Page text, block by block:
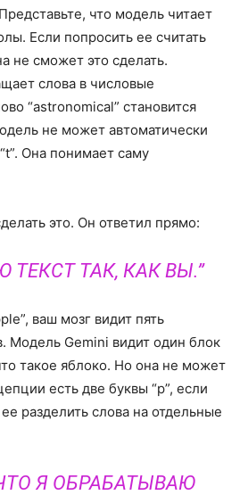
что модель читает
Если попросить ее считать
не сможет это сделать.
слова в числовые
“astronomical” становится
не может автоматически
Она понимает саму
это. Он ответил прямо:
ТЕКСТ ТАК, КАК ВЫ.”
ваш мозг видит пять
Модель Gemini видит один блок
такое яблоко. Но она не может
есть две буквы “p”, если
разделить слова на отдельные
Я ОБРАБАТЫВАЮ